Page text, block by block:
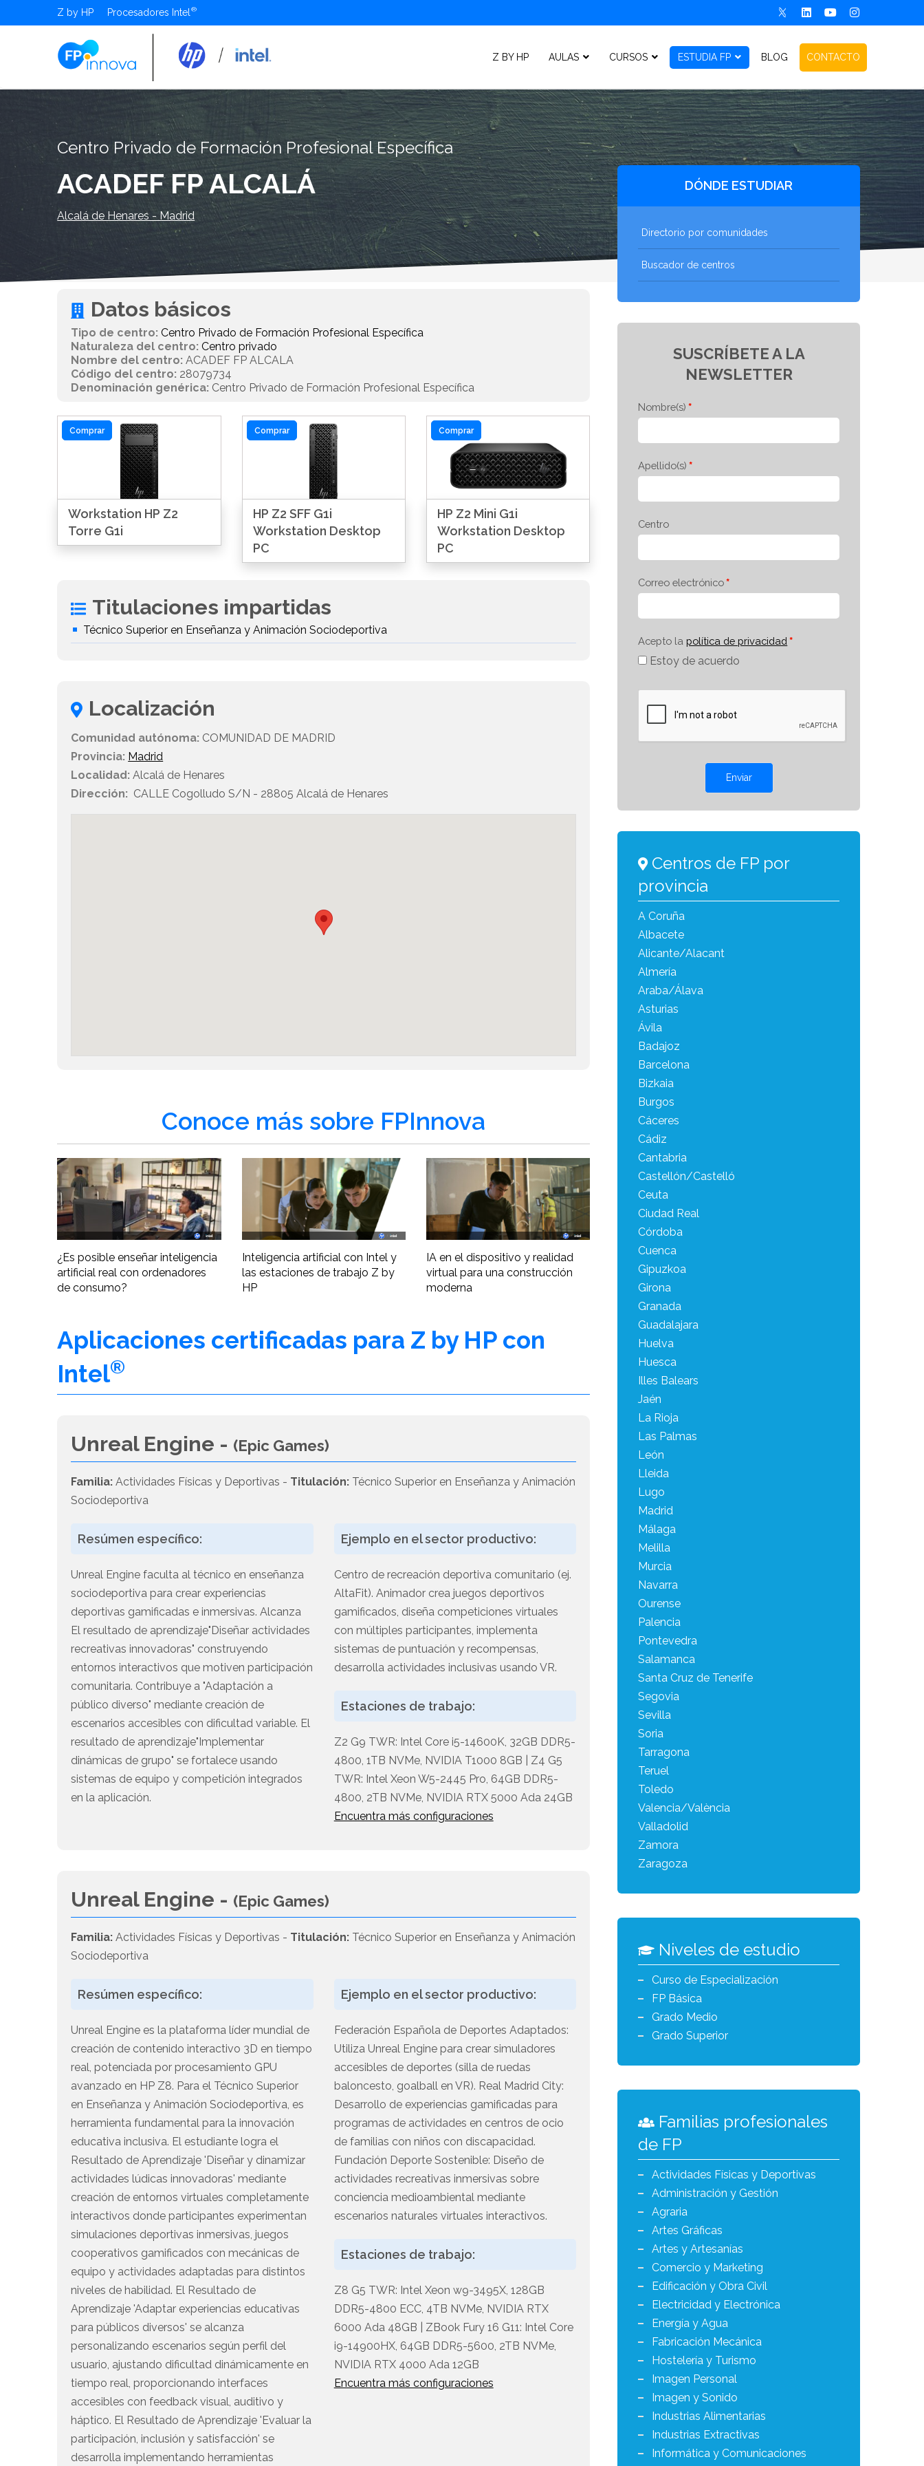
Z by HP Procesadores Intel
Z BY HP AULAS CURSOS ESTUDIA FP BLOG CONTACTO
Centro Privado de Formación Profesional Específica
ACADEF FP ALCALÁ
Alcalá de Henares - Madrid
Datos básicos
Tipo de centro: Centro Privado de Formación Profesional Específica
Naturaleza del centro: Centro privado
Nombre del centro: ACADEF FP ALCALA
Código del centro: 28079734
Denominación genérica: Centro Privado de Formación Profesional Específica
Comprar
Workstation HP Z2
Torre G1i
Comprar
HP Z2 SFF G1i
Workstation Desktop
PC
Comprar
HP Z2 Mini G1i
Workstation Desktop
PC
Titulaciones impartidas
Técnico Superior en Enseñanza y Animación Sociodeportiva
Localización
Comunidad autónoma: COMUNIDAD DE MADRID
Provincia: Madrid
Localidad: Alcalá de Henares
Dirección: CALLE Cogolludo S/N - 28805 Alcalá de Henares
Conoce más sobre FPInnova
¿Es posible enseñar inteligencia
artificial real con ordenadores
de consumo?
Inteligencia artificial con Intel y
las estaciones de trabajo Z by
HP
IA en el dispositivo y realidad
virtual para una construcción
moderna
Aplicaciones certificadas para Z by HP con
Intel®
Unreal Engine - (Epic Games)
Familia: Actividades Físicas y Deportivas - Titulación: Técnico Superior en Enseñanza y Animación
Sociodeportiva
Resúmen específico:
Unreal Engine faculta al técnico en enseñanza
sociodeportiva para crear experiencias
deportivas gamificadas e inmersivas. Alcanza
El resultado de aprendizaje"Diseñar actividades
recreativas innovadoras" construyendo
entornos interactivos que motiven participación
comunitaria. Contribuye a "Adaptación a
público diverso" mediante creación de
escenarios accesibles con dificultad variable. El
resultado de aprendizaje"Implementar
dinámicas de grupo" se fortalece usando
sistemas de equipo y competición integrados
en la aplicación.
Ejemplo en el sector productivo:
Centro de recreación deportiva comunitario (ej.
AltaFit). Animador crea juegos deportivos
gamificados, diseña competiciones virtuales
con múltiples participantes, implementa
sistemas de puntuación y recompensas,
desarrolla actividades inclusivas usando VR.
Estaciones de trabajo:
Z2 G9 TWR: Intel Core i5-14600K, 32GB DDR5-
4800, 1TB NVMe, NVIDIA T1000 8GB | Z4 G5
TWR: Intel Xeon W5-2445 Pro, 64GB DDR5-
4800, 2TB NVMe, NVIDIA RTX 5000 Ada 24GB
Encuentra más configuraciones
Unreal Engine - (Epic Games)
Familia: Actividades Físicas y Deportivas - Titulación: Técnico Superior en Enseñanza y Animación
Sociodeportiva
Resúmen específico:
Unreal Engine es la plataforma líder mundial de
creación de contenido interactivo 3D en tiempo
real, potenciada por procesamiento GPU
avanzado en HP Z8. Para el Técnico Superior
en Enseñanza y Animación Sociodeportiva, es
herramienta fundamental para la innovación
educativa inclusiva. El estudiante logra el
Resultado de Aprendizaje 'Diseñar y dinamizar
actividades lúdicas innovadoras' mediante
creación de entornos virtuales completamente
interactivos donde participantes experimentan
simulaciones deportivas inmersivas, juegos
cooperativos gamificados con mecánicas de
equipo y actividades adaptadas para distintos
niveles de habilidad. El Resultado de
Aprendizaje 'Adaptar experiencias educativas
para públicos diversos' se alcanza
personalizando escenarios según perfil del
usuario, ajustando dificultad dinámicamente en
tiempo real, proporcionando interfaces
accesibles con feedback visual, auditivo y
háptico. El Resultado de Aprendizaje 'Evaluar la
participación, inclusión y satisfacción' se
desarrolla implementando herramientas
Ejemplo en el sector productivo:
Federación Española de Deportes Adaptados:
Utiliza Unreal Engine para crear simuladores
accesibles de deportes (silla de ruedas
baloncesto, goalball en VR). Real Madrid City:
Desarrollo de experiencias gamificadas para
programas de actividades en centros de ocio
de familias con niños con discapacidad.
Fundación Deporte Sostenible: Diseño de
actividades recreativas inmersivas sobre
conciencia medioambiental mediante
escenarios naturales virtuales interactivos.
Estaciones de trabajo:
Z8 G5 TWR: Intel Xeon w9-3495X, 128GB
DDR5-4800 ECC, 4TB NVMe, NVIDIA RTX
6000 Ada 48GB | ZBook Fury 16 G11: Intel Core
i9-14900HX, 64GB DDR5-5600, 2TB NVMe,
NVIDIA RTX 4000 Ada 12GB
Encuentra más configuraciones
DÓNDE ESTUDIAR
Directorio por comunidades
Buscador de centros
SUSCRÍBETE A LA
NEWSLETTER
Nombre(s)
Apellido(s)
Centro
Correo electrónico
Acepto la política de privacidad
Estoy de acuerdo
Enviar
Centros de FP por
provincia
A Coruña
Albacete
Alicante/Alacant
Almería
Araba/Álava
Asturias
Ávila
Badajoz
Barcelona
Bizkaia
Burgos
Cáceres
Cádiz
Cantabria
Castellón/Castelló
Ceuta
Ciudad Real
Córdoba
Cuenca
Gipuzkoa
Girona
Granada
Guadalajara
Huelva
Huesca
Illes Balears
Jaén
La Rioja
Las Palmas
León
Lleida
Lugo
Madrid
Málaga
Melilla
Murcia
Navarra
Ourense
Palencia
Pontevedra
Salamanca
Santa Cruz de Tenerife
Segovia
Sevilla
Soria
Tarragona
Teruel
Toledo
Valencia/València
Valladolid
Zamora
Zaragoza
Niveles de estudio
Curso de Especialización
FP Básica
Grado Medio
Grado Superior
Familias profesionales
de FP
Actividades Físicas y Deportivas
Administración y Gestión
Agraria
Artes Gráficas
Artes y Artesanías
Comercio y Marketing
Edificación y Obra Civil
Electricidad y Electrónica
Energía y Agua
Fabricación Mecánica
Hostelería y Turismo
Imagen Personal
Imagen y Sonido
Industrias Alimentarias
Industrias Extractivas
Informática y Comunicaciones